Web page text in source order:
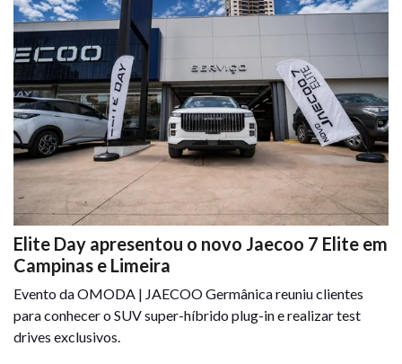
Elite Day apresentou o novo Jaecoo 7 Elite em
Campinas e Limeira
Evento da OMODA | JAECOO Germânica reuniu clientes
para conhecer o SUV super-híbrido plug-in e realizar test
drives exclusivos.